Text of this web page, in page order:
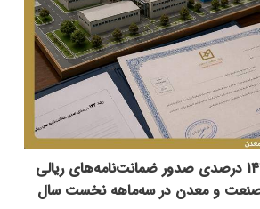
رشد ۱۴۳ درصدی صدور ضمانت‌نامه‌های ریالی
و معدن در سه‌ماهه نخست سال